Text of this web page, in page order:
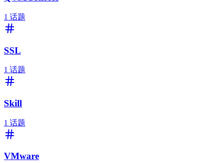
1 话题
SSL
1 话题
Skill
1 话题
VMware